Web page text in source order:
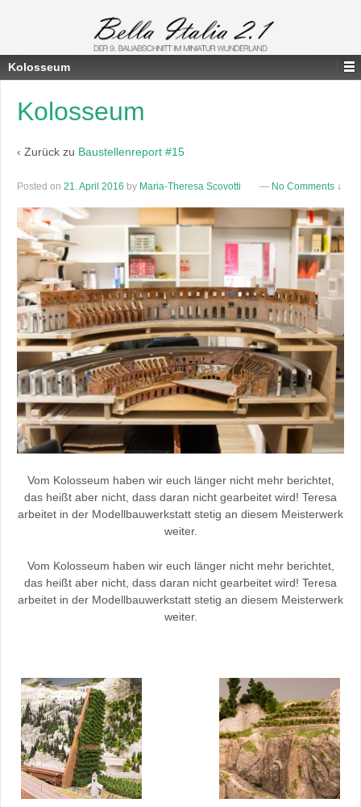
Kolosseum
Kolosseum
‹ Zurück zu Baustellenreport #15
Posted on 21. April 2016 by Maria-Theresa Scovotti — No Comments ↓
Vom Kolosseum haben wir euch länger nicht mehr berichtet,
das heißt aber nicht, dass daran nicht gearbeitet wird! Teresa
arbeitet in der Modellbauwerkstatt stetig an diesem Meisterwerk
weiter.
Vom Kolosseum haben wir euch länger nicht mehr berichtet,
das heißt aber nicht, dass daran nicht gearbeitet wird! Teresa
arbeitet in der Modellbauwerkstatt stetig an diesem Meisterwerk
weiter.